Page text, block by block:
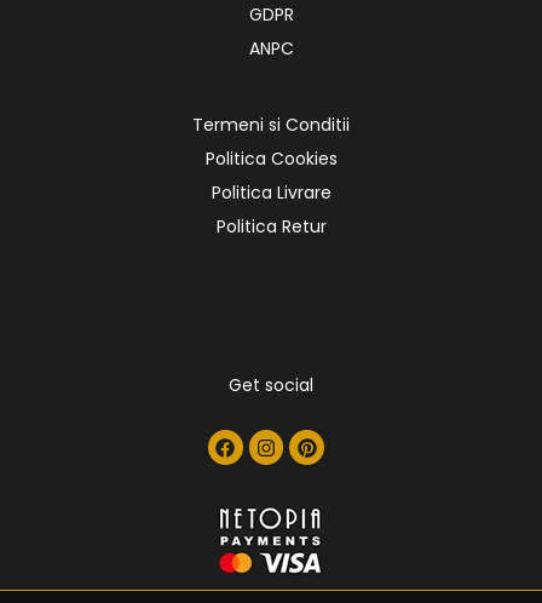
GDPR
ANPC
Termeni si Conditii
Politica Cookies
Politica Livrare
Politica Retur
Get social